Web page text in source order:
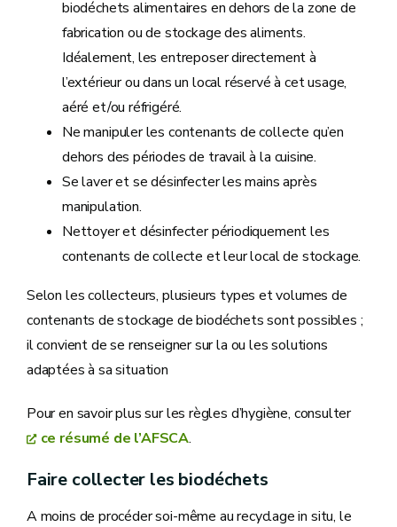
biodéchets alimentaires en dehors de la zone de
fabrication ou de stockage des aliments.
Idéalement, les entreposer directement à
l’extérieur ou dans un local réservé à cet usage,
aéré et/ou réfrigéré.
Ne manipuler les contenants de collecte qu’en
dehors des périodes de travail à la cuisine.
Se laver et se désinfecter les mains après
manipulation.
Nettoyer et désinfecter périodiquement les
contenants de collecte et leur local de stockage.
Selon les collecteurs, plusieurs types et volumes de
contenants de stockage de biodéchets sont possibles ;
il convient de se renseigner sur la ou les solutions
adaptées à sa situation
Pour en savoir plus sur les règles d’hygiène, consulter
ce résumé de l’AFSCA.
Faire collecter les biodéchets
A moins de procéder soi-même au recyclage in situ, le